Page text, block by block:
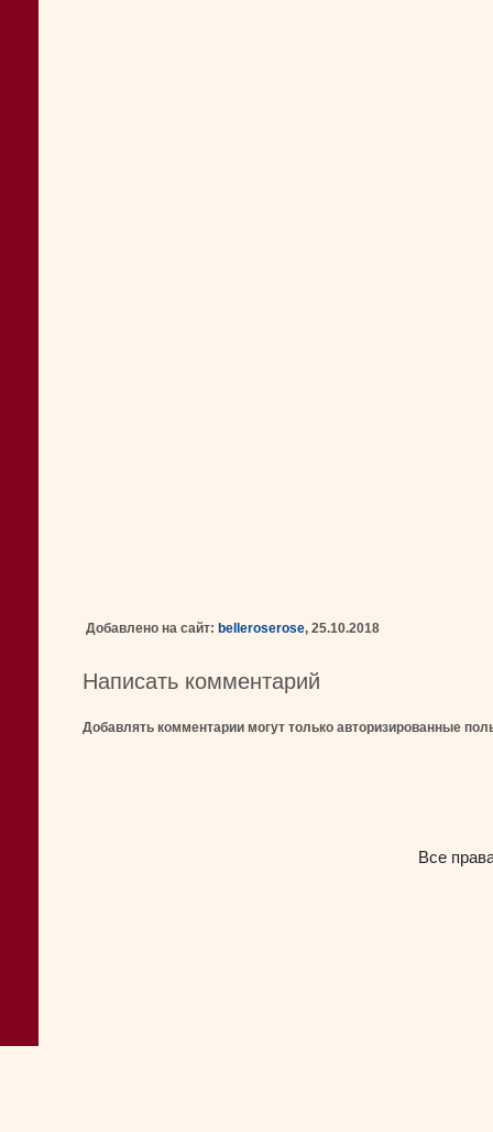
Добавлено на сайт: belleroserose, 25.10.2018
Написать комментарий
Добавлять комментарии могут только авторизированные
Все